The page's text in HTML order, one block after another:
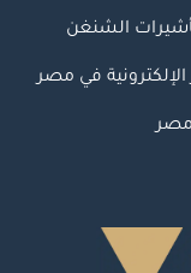
الشنغن
في مصر
مصر